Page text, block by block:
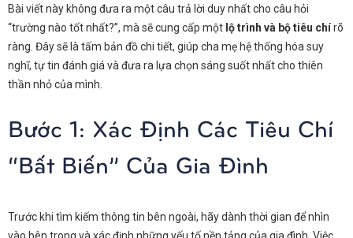
Bài viết này không đưa ra một câu trả lời duy nhất cho câu hỏi
“trường nào tốt nhất?”, mà sẽ cung cấp một lộ trình và bộ tiêu chírõ
ràng. Đây sẽ là tấm bản đồ chi tiết, giúp cha mẹ hệ thống hóa suy
nghĩ, tự tin đánh giá và đưa ra lựa chọn sáng suốt nhất cho thiên
thần nhỏ của mình.
Bước 1: Xác Định Các Tiêu Chí
“Bất Biến” Của Gia Đình
Trước khi tìm kiếm thông tin bên ngoài, hãy dành thời gian để nhìn